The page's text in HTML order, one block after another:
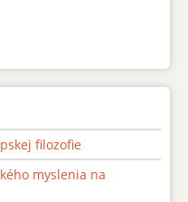
filozofie
myslenia na